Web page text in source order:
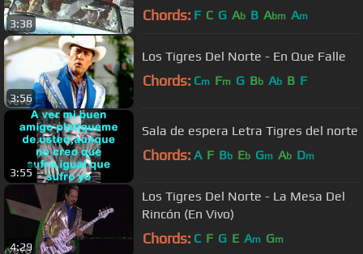
3:38 Chords: F C G Ab B Abm Am
3:56
Los Tigres Del Norte - En Que Falle
Chords: Cm Fm G Bb Ab B F
3:55
Sala de espera Letra Tigres del norte
Chords: A F Bb Eb Gm Ab Dm
4:29
Los Tigres Del Norte - La Mesa Del
Rincón (En Vivo)
Chords: C F G E Am Gm